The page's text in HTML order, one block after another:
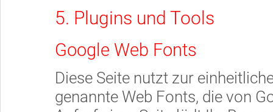
5. Plugins und Tools
Google Web Fonts
Diese Seite nutzt zur
genannte Web Fonts, die von